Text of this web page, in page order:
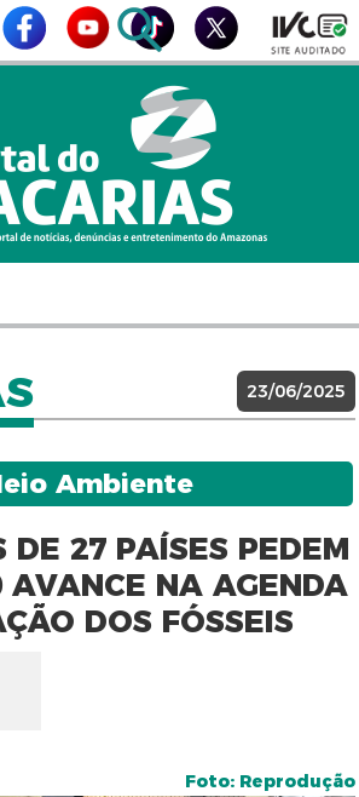
23/06/2025
Ambiente
DE 27 PAÍSES PEDEM
AVANCE NA AGENDA
DOS FÓSSEIS
Foto: Reprodução